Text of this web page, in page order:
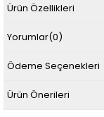
Ürün Özellikleri
Yorumlar(0)
Ödeme Seçenekleri
Ürün Önerileri